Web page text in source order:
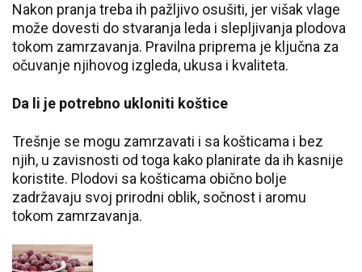
Nakon pranja treba ih pažljivo osušiti, jer višak vlage
može dovesti do stvaranja leda i slepljivanja plodova
tokom zamrzavanja. Pravilna priprema je ključna za
očuvanje njihovog izgleda, ukusa i kvaliteta.
Da li je potrebno ukloniti koštice
Trešnje se mogu zamrzavati i sa košticama i bez
njih, u zavisnosti od toga kako planirate da ih kasnije
koristite. Plodovi sa košticama obično bolje
zadržavaju svoj prirodni oblik, sočnost i aromu
tokom zamrzavanja.